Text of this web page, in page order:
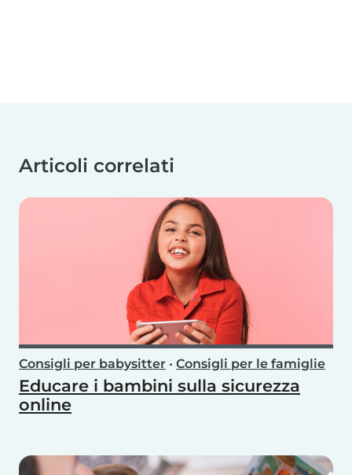
Articoli correlati
Consigli per babysitter • Consigli per le famiglie
Educare i bambini sulla sicurezza
online